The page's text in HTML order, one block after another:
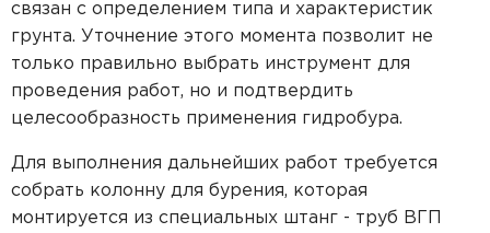
связан с определением типа и характеристик
грунта. Уточнение этого момента позволит не
только правильно выбрать инструмент для
проведения работ, но и подтвердить
целесообразность применения гидробура.
Для выполнения дальнейших работ требуется
собрать колонну для бурения, которая
монтируется из специальных штанг - труб ВГП